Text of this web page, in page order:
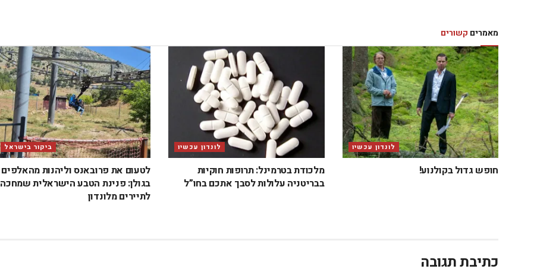
מאמרים קשורים
לונדון עכשיו
חופש גדול בקולנוע!
לונדון עכשיו
מלכודת בטרמינל: תרופות חוקיות
בבריטניה עלולות לסבך אתכם בחו”ל
ביקור בישראל
לטעום את פרובאנס וליהנות מהאלפים
בגולן: פנינת הטבע הישראלית שמחכה
לתיירים מלונדון
כתיבת תגובה